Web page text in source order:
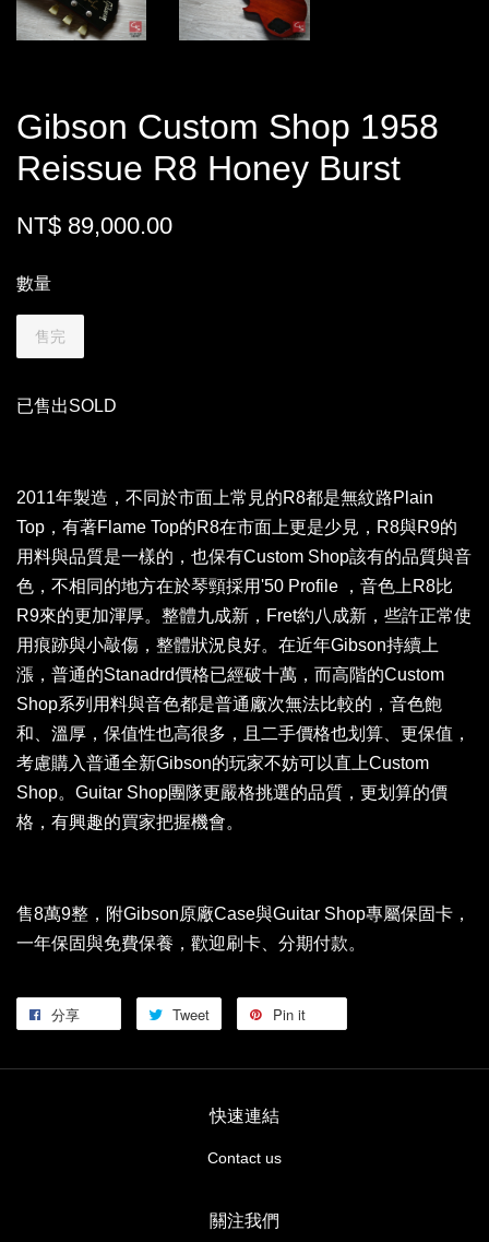
Gibson Custom Shop 1958
Reissue R8 Honey Burst
NT$ 89,000.00
數量
售完
已售出SOLD
2011年製造，不同於市面上常見的R8都是無紋路Plain
Top，有著Flame Top的R8在市面上更是少見，R8與R9的
用料與品質是一樣的，也保有Custom Shop該有的品質與音
色，不相同的地方在於琴頸採用'50 Profile ，音色上R8比
R9來的更加渾厚。整體九成新，Fret約八成新，些許正常使
用痕跡與小敲傷，整體狀況良好。在近年Gibson持續上
漲，普通的Stanadrd價格已經破十萬，而高階的Custom
Shop系列用料與音色都是普通廠次無法比較的，音色飽
和、溫厚，保值性也高很多，且二手價格也划算、更保值，
考慮購入普通全新Gibson的玩家不妨可以直上Custom
Shop。Guitar Shop團隊更嚴格挑選的品質，更划算的價
格，有興趣的買家把握機會。
售8萬9整，附Gibson原廠Case與Guitar Shop專屬保固卡，
一年保固與免費保養，歡迎刷卡、分期付款。
分享 Tweet Pin it
快速連結
Contact us
關注我們